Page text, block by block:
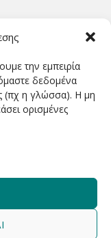
την εμπειρία
δεδομένα
(πχ η γλώσσα). Η μη
ορισμένες
20.00
NΈΑ &